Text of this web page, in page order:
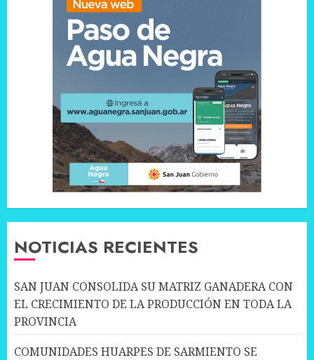
NOTICIAS RECIENTES
SAN JUAN CONSOLIDA SU MATRIZ GANADERA CON
EL CRECIMIENTO DE LA PRODUCCIÓN EN TODA LA
PROVINCIA
COMUNIDADES HUARPES DE SARMIENTO SE